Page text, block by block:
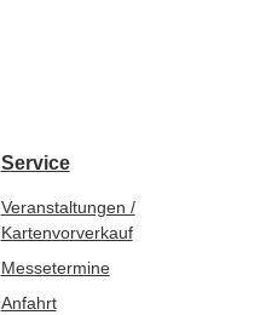
Service
Veranstaltungen /
Kartenvorverkauf
Messetermine
Anfahrt